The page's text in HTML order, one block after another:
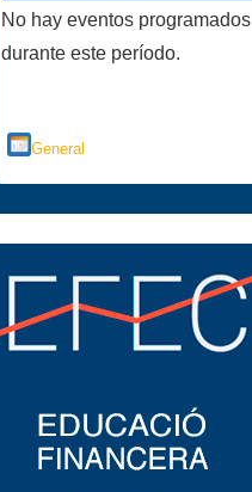
No hay eventos programados
durante este período.
General